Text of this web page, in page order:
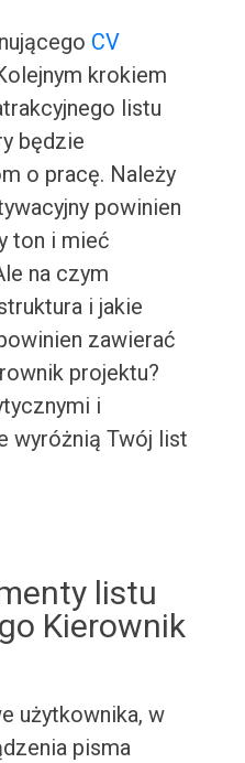
CV
krokiem
listu
będzie
o pracę. Należy
powinien
ton i mieć
na czym
i jakie
zawierać
projektu?
i
wyróżnią Twój list
listu
Kierownik
użytkownika, w
pisma